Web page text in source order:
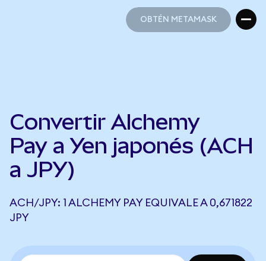
OBTÉN METAMASK
Convertir Alchemy
Pay a Yen japonés (ACH
a JPY)
ACH/JPY: 1 ALCHEMY PAY EQUIVALE A 0,671822
JPY